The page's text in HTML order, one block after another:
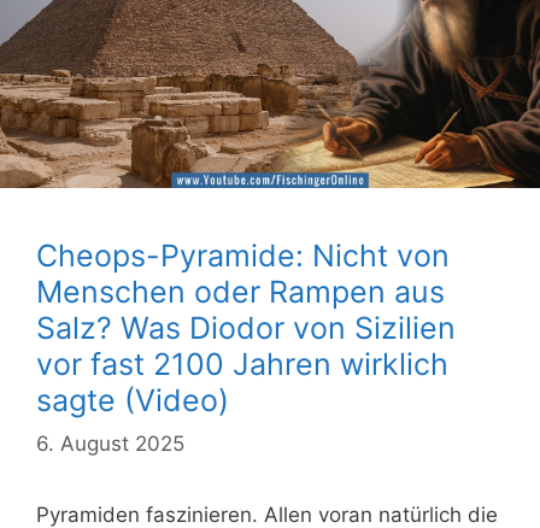
Cheops-Pyramide: Nicht von
Menschen oder Rampen aus
Salz? Was Diodor von Sizilien
vor fast 2100 Jahren wirklich
sagte (Video)
6. August 2025
Pyramiden faszinieren. Allen voran natürlich die